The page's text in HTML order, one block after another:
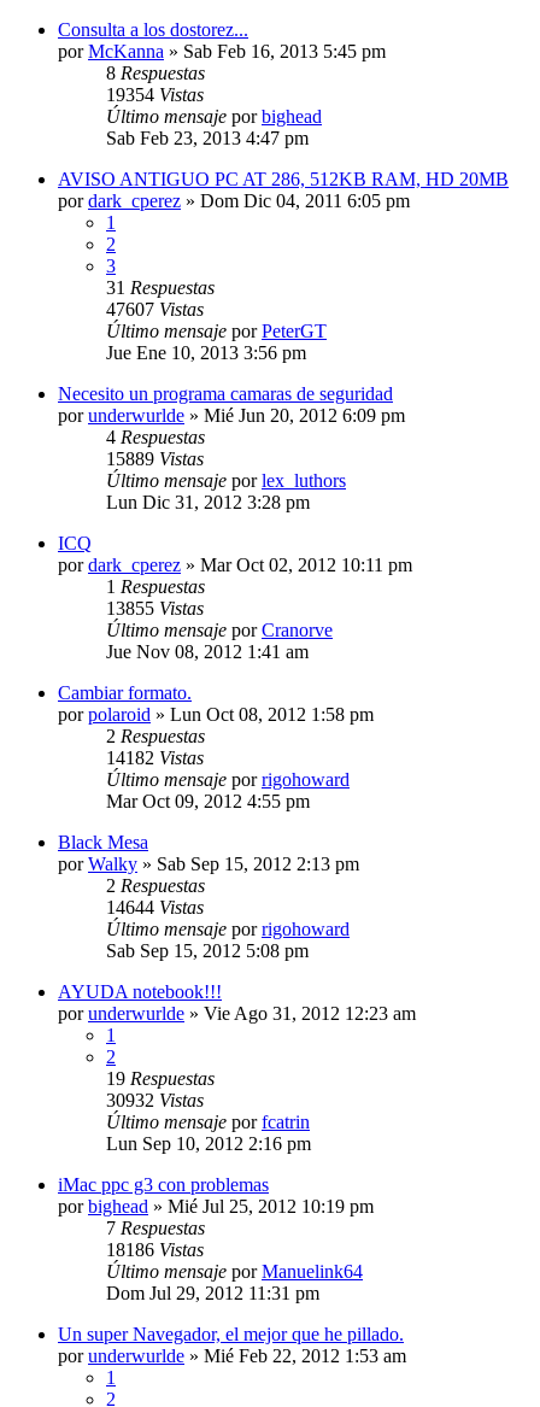
Consulta a los dostorez...
porMcKanna » Sab Feb 16, 2013 5:45 pm
8 Respuestas
19354 Vistas
Último mensaje porbighead
Sab Feb 23, 2013 4:47 pm
AVISO ANTIGUO PC AT 286, 512KB RAM, HD 20MB
pordark_cperez » Dom Dic 04, 2011 6:05 pm
1
2
3
31 Respuestas
47607 Vistas
Último mensaje porPeterGT
Jue Ene 10, 2013 3:56 pm
Necesito un programa camaras de seguridad
porunderwurlde » Mié Jun 20, 2012 6:09 pm
4 Respuestas
15889 Vistas
Último mensaje porlex_luthors
Lun Dic 31, 2012 3:28 pm
ICQ
pordark_cperez » Mar Oct 02, 2012 10:11 pm
1 Respuestas
13855 Vistas
Último mensaje porCranorve
Jue Nov 08, 2012 1:41 am
Cambiar formato.
porpolaroid » Lun Oct 08, 2012 1:58 pm
2 Respuestas
14182 Vistas
Último mensaje porrigohoward
Mar Oct 09, 2012 4:55 pm
Black Mesa
porWalky » Sab Sep 15, 2012 2:13 pm
2 Respuestas
14644 Vistas
Último mensaje porrigohoward
Sab Sep 15, 2012 5:08 pm
AYUDA notebook!!!
porunderwurlde » Vie Ago 31, 2012 12:23 am
1
2
19 Respuestas
30932 Vistas
Último mensaje porfcatrin
Lun Sep 10, 2012 2:16 pm
iMac ppc g3 con problemas
porbighead » Mié Jul 25, 2012 10:19 pm
7 Respuestas
18186 Vistas
Último mensaje porManuelink64
Dom Jul 29, 2012 11:31 pm
Un super Navegador, el mejor que he pillado.
porunderwurlde » Mié Feb 22, 2012 1:53 am
1
2